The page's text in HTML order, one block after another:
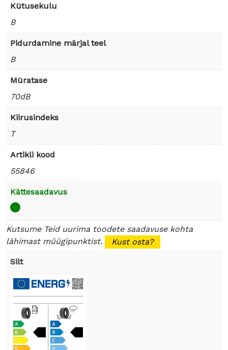
Kütusekulu
B
Pidurdamine märjal teel
B
Müratase
70dB
Kiirusindeks
T
Artikli kood
55846
Kättesaadavus
Kutsume Teid uurima toodete saadavuse kohta
lähimast müügipunktist.
Kust osta?
Silt